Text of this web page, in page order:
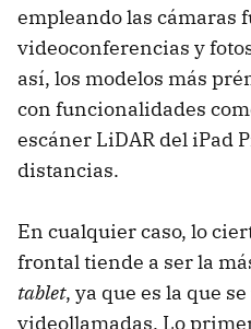
empleando las cámaras
videoconferencias y
así, los modelos más
con funcionalidades
escáner LiDAR del iPad
distancias.
En cualquier caso, lo
frontal tiende a ser la
tablet, ya que es la que
videollamadas. Lo